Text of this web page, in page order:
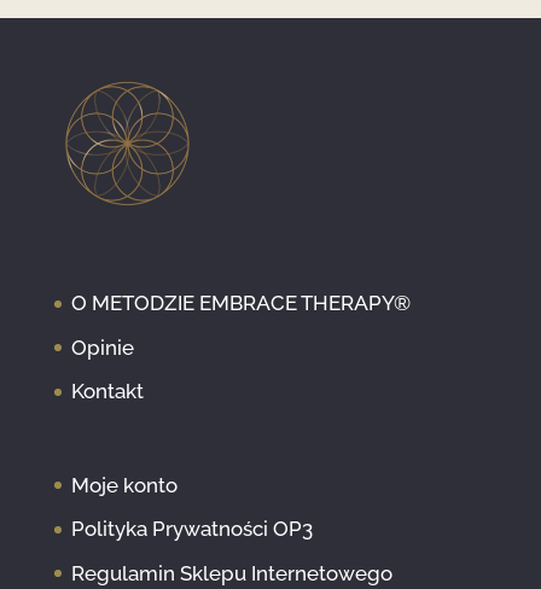
O METODZIE EMBRACE THERAPY®
Opinie
Kontakt
Moje konto
Polityka Prywatności OP3
Regulamin Sklepu Internetowego